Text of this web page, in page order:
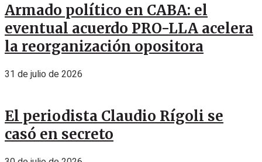
Armado político en CABA: el
eventual acuerdo PRO-LLA acelera
la reorganización opositora
31 de julio de 2026
El periodista Claudio Rígoli se
casó en secreto